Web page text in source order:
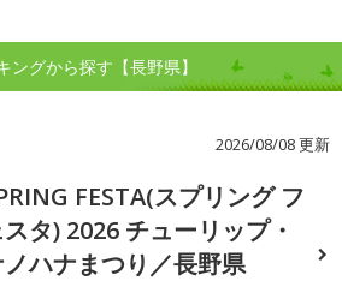
ングから探す【長野県】
2026/08/08 更新
FESTA(スプリング フ
スタ) 2026 チューリップ・
ハナまつり／長野県